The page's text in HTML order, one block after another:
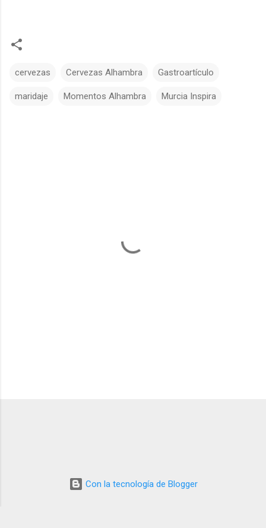
cervezas Cervezas Alhambra Gastroartículo
maridaje Momentos Alhambra Murcia Inspira
Con la tecnología de Blogger